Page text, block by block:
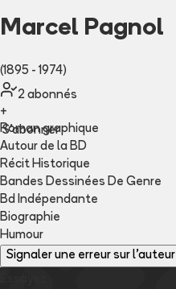
Marcel Pagnol
(1895 - 1974)
2 abonnés
+
S'abonner
Roman graphique
Autour de la BD
Récit Historique
Bandes Dessinées De Genre
Bd Indépendante
Biographie
Humour
Signaler une erreur sur l'auteur